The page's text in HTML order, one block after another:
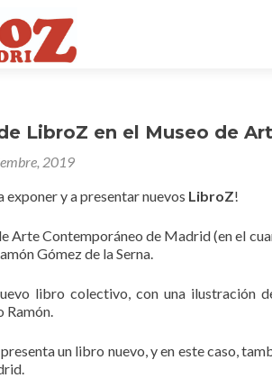
LibroZ en el Museo de
2019
exponer y a presentar nuevos LibroZ!
Arte Contemporáneo de Madrid (en el
Gómez de la Serna.
libro colectivo, con una ilustración
Ramón.
un libro nuevo, y en este caso,